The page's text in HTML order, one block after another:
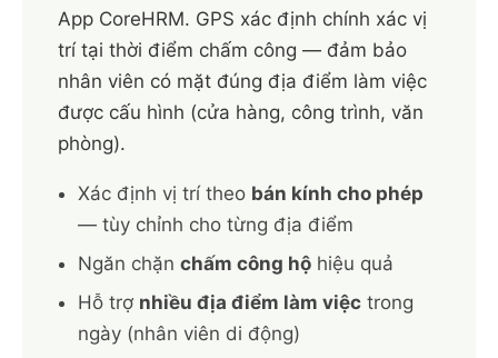
App CoreHRM. GPS xác định chính xác vị
trí tại thời điểm chấm công — đảm bảo
nhân viên có mặt đúng địa điểm làm việc
được cấu hình (cửa hàng, công trình, văn
phòng).
Xác định vị trí theo bán kính cho phép
— tùy chỉnh cho từng địa điểm
Ngăn chặn chấm công hộ hiệu quả
Hỗ trợ nhiều địa điểm làm việc trong
ngày (nhân viên di động)